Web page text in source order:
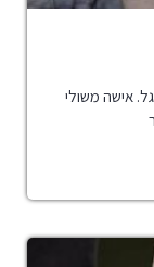
אישה משולי